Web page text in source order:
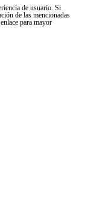
de usuario. Si
de las mencionadas
para mayor